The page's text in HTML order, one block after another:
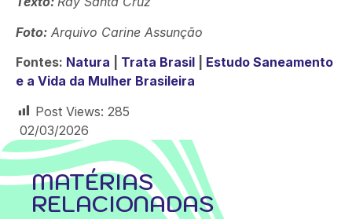
Foto: Arquivo Carine Assunção
Fontes: Natura Trata Brasil
Estudo Saneamento
e a Vida da Mulher Brasileira
Post Views: 285
02/03/2026
MATÉRIAS
RELACIONADAS